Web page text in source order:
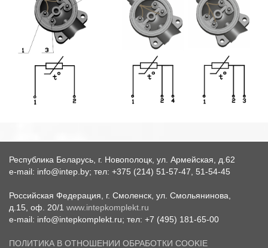
Республика Беларусь, г. Новополоцк, ул. Армейская, д.62
e-mail: info@intep.by; тел: +375 (214) 51-57-47, 51-54-45
Российская Федерация, г. Смоленск, ул. Смольянинова,
д.15, оф. 20/1 www.intepkomplekt.ru
e-mail: info@intepkomplekt.ru; тел: +7 (495) 181-65-00
ПОЛИТИКА В ОТНОШЕНИИ ОБРАБОТКИ COOKIE